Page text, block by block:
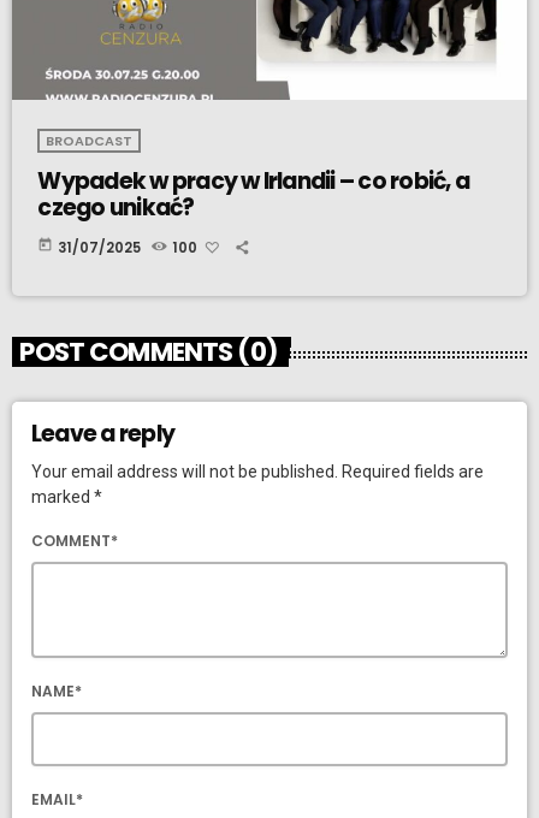
BROADCAST
Wypadek w pracy w Irlandii – co robić, a
czego unikać?
today 31/07/2025 100
POST COMMENTS (0)
Leave a reply
Your email address will not be published. Required fields are
marked *
COMMENT*
NAME*
EMAIL*